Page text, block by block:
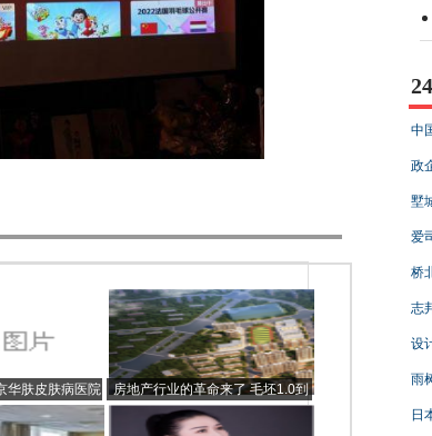
肤皮肤病医院
房地产行业的革命来了 毛坯1.0到
精装2.0到智慧全品家3.0
中
政
墅
爱
桥
志
设
雨
日